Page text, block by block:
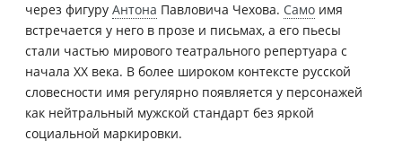
через фигуру Антона Павловича Чехова. Само имя
встречается у него в прозе и письмах, а его пьесы
стали частью мирового театрального репертуара с
начала XX века. В более широком контексте русской
словесности имя регулярно появляется у персонажей
как нейтральный мужской стандарт без яркой
социальной маркировки.